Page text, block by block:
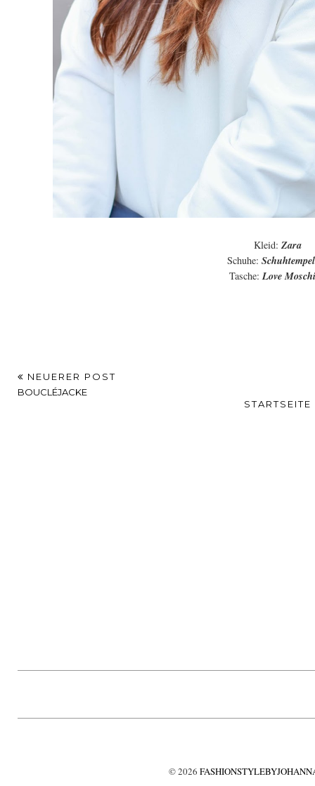
Kleid: Zara
Schuhe:
Tasche:Love
NEUERER POST
BOUCLÉJACKE
STARTSEITE
©2026